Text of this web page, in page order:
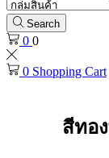
Search
0 0
0 Shopping Cart
สีทอ